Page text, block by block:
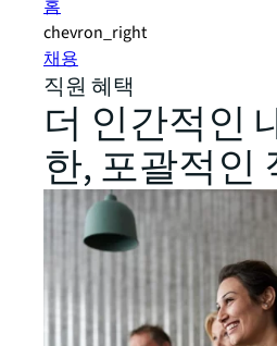
홈
chevron_right
채용
직원 혜택
더 인간적인
한, 포괄적인